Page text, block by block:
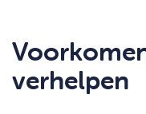
verhelpen